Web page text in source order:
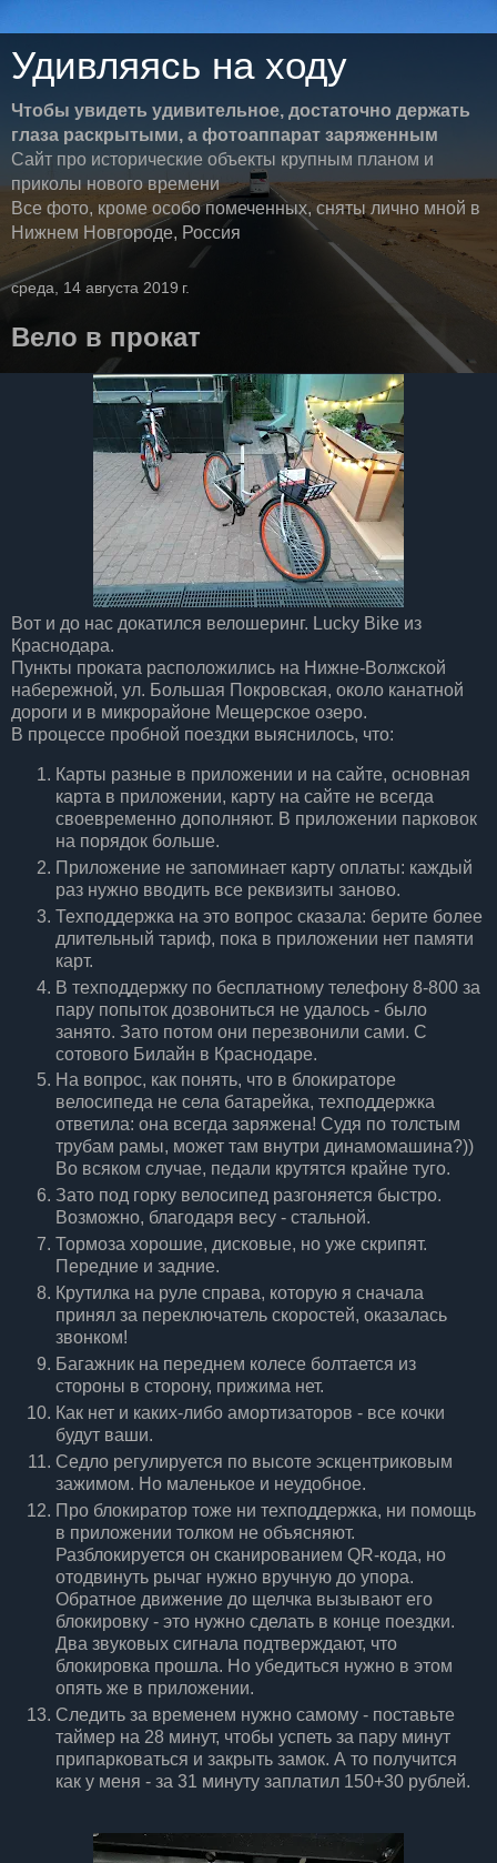
Удивляясь на ходу
Чтобы увидеть удивительное, достаточно держать
глаза раскрытыми, а фотоаппарат заряженным
Сайт про исторические объекты крупным планом и
приколы нового времени
Все фото, кроме особо помеченных, сняты лично мной в
Нижнем Новгороде, Россия
среда, 14 августа 2019 г.
Вело в прокат
Вот и до нас докатился велошеринг. Lucky Bike из
Краснодара.
Пункты проката расположились на Нижне-Волжской
набережной, ул. Большая Покровская, около канатной
дороги и в микрорайоне Мещерское озеро.
В процессе пробной поездки выяснилось, что:
Карты разные в приложении и на сайте, основная
карта в приложении, карту на сайте не всегда
своевременно дополняют. В приложении парковок
на порядок больше.
Приложение не запоминает карту оплаты: каждый
раз нужно вводить все реквизиты заново.
Техподдержка на это вопрос сказала: берите более
длительный тариф, пока в приложении нет памяти
карт.
В техподдержку по бесплатному телефону 8-800 за
пару попыток дозвониться не удалось - было
занято. Зато потом они перезвонили сами. С
сотового Билайн в Краснодаре.
На вопрос, как понять, что в блокираторе
велосипеда не села батарейка, техподдержка
ответила: она всегда заряжена! Судя по толстым
трубам рамы, может там внутри динамомашина?))
Во всяком случае, педали крутятся крайне туго.
Зато под горку велосипед разгоняется быстро.
Возможно, благодаря весу - стальной.
Тормоза хорошие, дисковые, но уже скрипят.
Передние и задние.
Крутилка на руле справа, которую я сначала
принял за переключатель скоростей, оказалась
звонком!
Багажник на переднем колесе болтается из
стороны в сторону, прижима нет.
Как нет и каких-либо амортизаторов - все кочки
будут ваши.
Седло регулируется по высоте эскцентриковым
зажимом. Но маленькое и неудобное.
Про блокиратор тоже ни техподдержка, ни помощь
в приложении толком не объясняют.
Разблокируется он сканированием QR-кода, но
отодвинуть рычаг нужно вручную до упора.
Обратное движение до щелчка вызывают его
блокировку - это нужно сделать в конце поездки.
Два звуковых сигнала подтверждают, что
блокировка прошла. Но убедиться нужно в этом
опять же в приложении.
Следить за временем нужно самому - поставьте
таймер на 28 минут, чтобы успеть за пару минут
припарковаться и закрыть замок. А то получится
как у меня - за 31 минуту заплатил 150+30 рублей.